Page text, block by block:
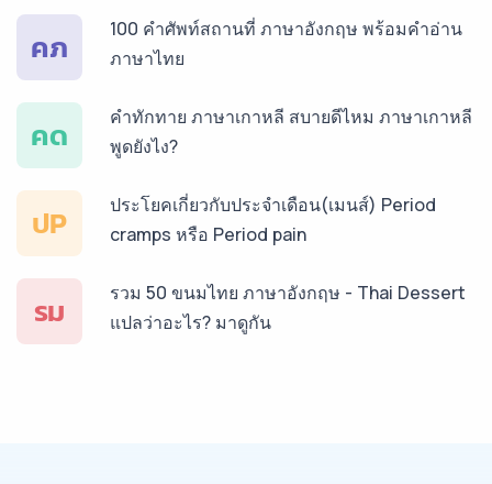
คภ
100 คำศัพท์สถานที่ ภาษาอังกฤษ พร้อมคำอ่าน
ภาษาไทย
คด
คำทักทาย ภาษาเกาหลี สบายดีไหม ภาษาเกาหลี
พูดยังไง?
ปP
ประโยคเกี่ยวกับประจำเดือน(เมนส์) Period
cramps หรือ Period pain
รม
รวม 50 ขนมไทย ภาษาอังกฤษ - Thai Dessert
แปลว่าอะไร? มาดูกัน